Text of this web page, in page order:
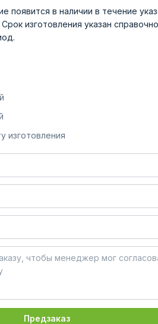
появится в наличии в течение
изготовления указан
изготовления
Предзаказ